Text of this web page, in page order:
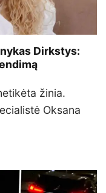
Dirkstys:
žinia.
Oksana